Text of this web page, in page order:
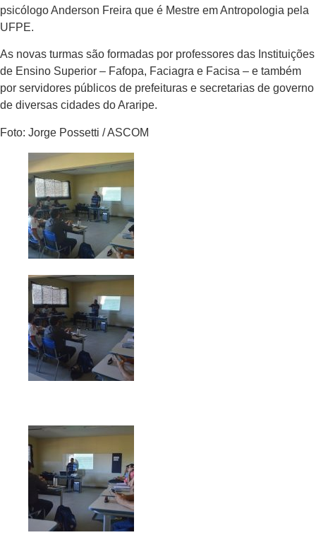
psicólogo Anderson Freira que é Mestre em Antropologia pela
UFPE.
As novas turmas são formadas por professores das Instituições
de Ensino Superior – Fafopa, Faciagra e Facisa – e também
por servidores públicos de prefeituras e secretarias de governo
de diversas cidades do Araripe.
Foto: Jorge Possetti / ASCOM